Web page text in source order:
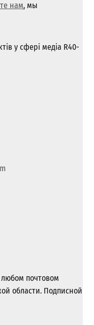
нам, мы
у сфері медіа R40-
любом почтовом
области. Подписной